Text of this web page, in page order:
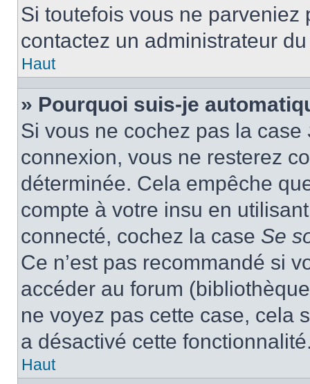
Si toutefois vous ne
contactez un administrateur
Haut
» Pourquoi suis-je
Si vous ne cochez pas la case
connexion, vous ne resterez
déterminée. Cela empêche
compte à votre insu en
connecté, cochez la case Se
Ce n’est pas recommandé si
accéder au forum
ne voyez pas cette case, cela
a désactivé cette
Haut